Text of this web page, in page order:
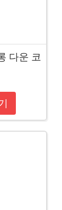
다운 코